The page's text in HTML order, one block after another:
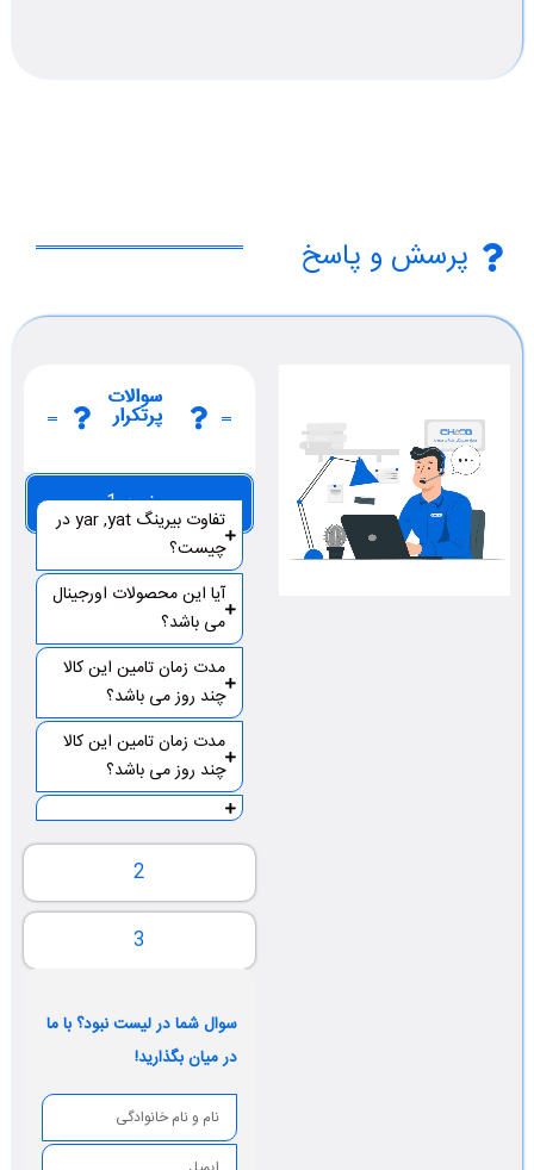
پرسش و پاسخ
سوالات
پرتکرار
صفحه 1
2
3
تفاوت بیرینگ yar ,yat در
چیست؟
آیا این محصولات اورجینال
می باشد؟
مدت زمان تامین این کالا
چند روز می باشد؟
مدت زمان تامین این کالا
چند روز می باشد؟
سوال شما در لیست نبود؟ با ما
در میان بگذارید!